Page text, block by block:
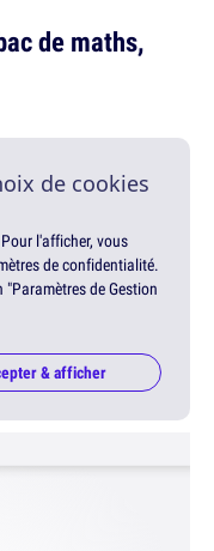
de maths,
de cookies
l'afficher, vous
de confidentialité.
de Gestion
& afficher